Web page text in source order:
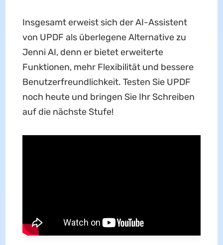
Insgesamt erweist sich der AI-Assistent
von UPDF als überlegene Alternative zu
Jenni AI, denn er bietet erweiterte
Funktionen, mehr Flexibilität und bessere
Benutzerfreundlichkeit. Testen Sie UPDF
noch heute und bringen Sie Ihr Schreiben
auf die nächste Stufe!